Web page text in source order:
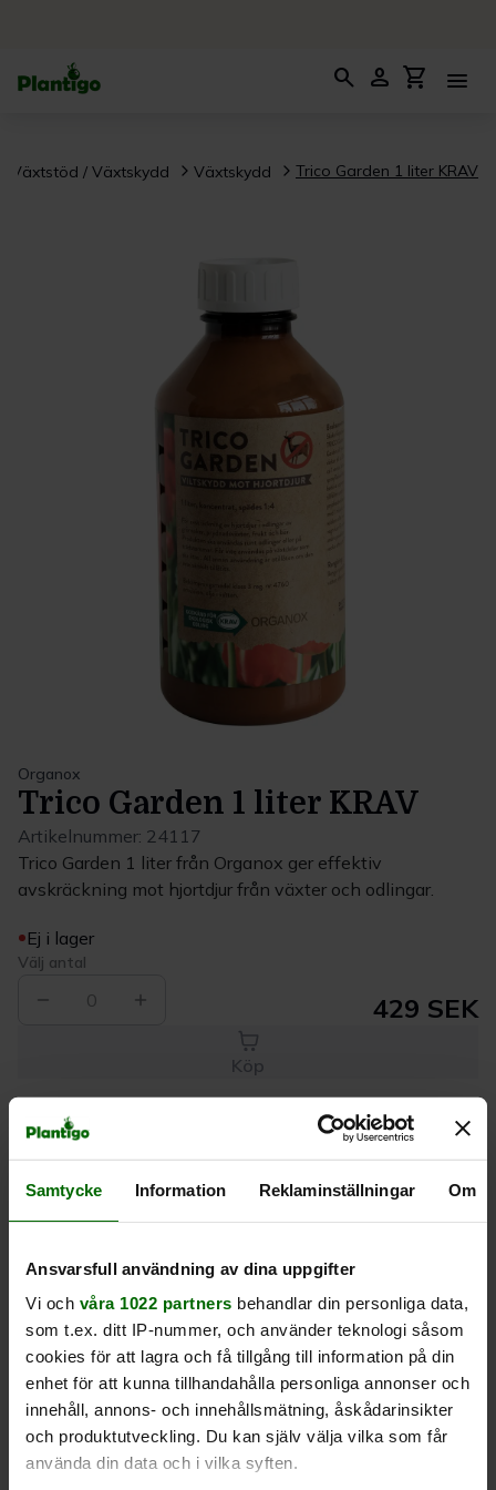
Samtycke Information Reklaminställningar Om
Ansvarsfull användning av dina uppgifter
Vi och våra 1022 partners behandlar din personliga data,
som t.ex. ditt IP-nummer, och använder teknologi såsom
cookies för att lagra och få tillgång till information på din
enhet för att kunna tillhandahålla personliga annonser och
innehåll, annons- och innehållsmätning, åskådarinsikter
och produktutveckling. Du kan själv välja vilka som får
använda din data och i vilka syften.
search person shopping_cart menu
Växtstöd / Växtskydd Växtskydd Trico Garden 1 liter KRAV
Organox
Trico Garden 1 liter KRAV
Artikelnummer: 24117
Trico Garden 1 liter från Organox ger effektiv
avskräckning mot hjortdjur från växter och odlingar.
Ej i lager
Välj antal
0 429 SEK
Köp
Leverans 1-
3 dagar
Kvalitet till
rätt pris
Eget lager allt i
en leverans
Produktrecensioner
Liknande produkter